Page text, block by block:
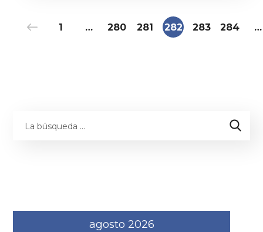
1 … 280 281 282 283 284 …
agosto 2026